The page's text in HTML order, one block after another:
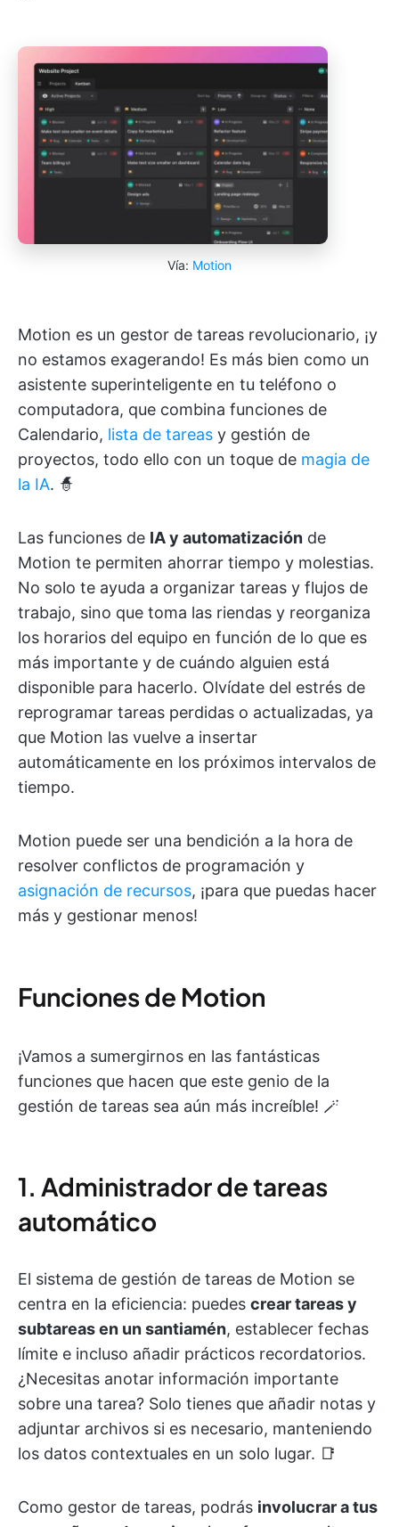
Vía: Motion
Motion es un gestor de tareas revolucionario, ¡y
no estamos exagerando! Es más bien como un
asistente superinteligente en tu teléfono o
computadora, que combina funciones de
Calendario, lista de tareas y gestión de
proyectos, todo ello con un toque de magia de
la IA. 🧙
Las funciones de IA y automatización de
Motion te permiten ahorrar tiempo y molestias.
No solo te ayuda a organizar tareas y flujos de
trabajo, sino que toma las riendas y reorganiza
los horarios del equipo en función de lo que es
más importante y de cuándo alguien está
disponible para hacerlo. Olvídate del estrés de
reprogramar tareas perdidas o actualizadas, ya
que Motion las vuelve a insertar
automáticamente en los próximos intervalos de
tiempo.
Motion puede ser una bendición a la hora de
resolver conflictos de programación y
asignación de recursos, ¡para que puedas hacer
más y gestionar menos!
Funciones de Motion
¡Vamos a sumergirnos en las fantásticas
funciones que hacen que este genio de la
gestión de tareas sea aún más increíble! 🪄
1. Administrador de tareas
automático
El sistema de gestión de tareas de Motion se
centra en la eficiencia: puedes crear tareas y
subtareas en un santiamén, establecer fechas
límite e incluso añadir prácticos recordatorios.
¿Necesitas anotar información importante
sobre una tarea? Solo tienes que añadir notas y
adjuntar archivos si es necesario, manteniendo
los datos contextuales en un solo lugar. 📑
Como gestor de tareas, podrás involucrar a tus